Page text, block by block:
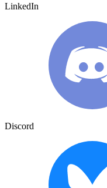
LinkedIn
Discord